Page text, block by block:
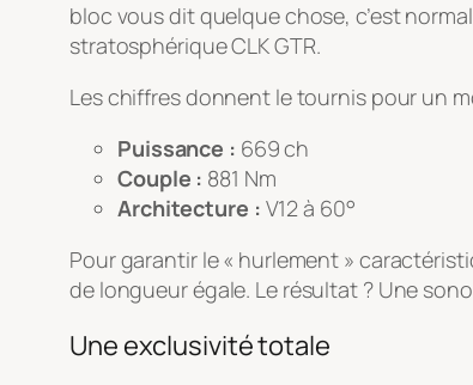
bloc vous dit quelque chose, c’est
stratosphérique CLK GTR.
Les chiffres donnent le tournis pour un
Puissance : 669 ch
Couple : 881 Nm
Architecture : V12 à 60°
Pour garantir le « hurlement »
de longueur égale. Le résultat ? Une
Une exclusivité totale